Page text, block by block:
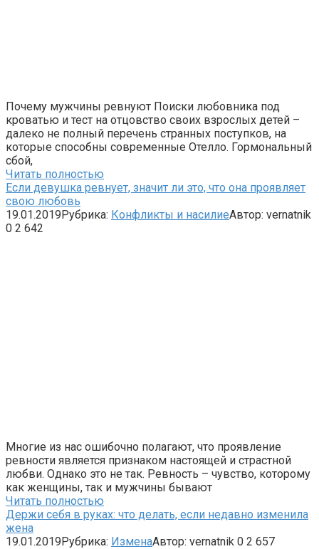
Почему мужчины ревнуют Поиски любовника под
кроватью и тест на отцовство своих взрослых детей –
далеко не полный перечень странных поступков, на
которые способны современные Отелло. Гормональный
сбой,
Читать полностью
Если девушка ревнует, значит ли это, что она проявляет
свою любовь
19.01.2019Рубрика: Конфликты и насилиеАвтор: vernatnik
0 2 642
Многие из нас ошибочно полагают, что проявление
ревности является признаком настоящей и страстной
любви. Однако это не так. Ревность – чувство, которому
как женщины, так и мужчины бывают
Читать полностью
Держи себя в руках: что делать, если недавно изменила
жена
19.01.2019Рубрика: ИзменаАвтор: vernatnik 0 2 657